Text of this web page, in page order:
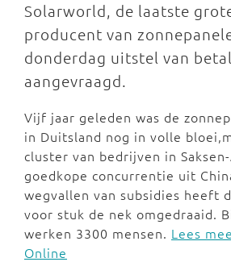
Solarworld, de laatste
producent van
donderdag uitstel van
aangevraagd.
Vijf jaar geleden was de
in Duitsland nog in volle
cluster van bedrijven in
goedkope concurrentie uit
wegvallen van subsidies heeft
voor stuk de nek omgedraaid.
werken 3300 mensen. Lees
Online